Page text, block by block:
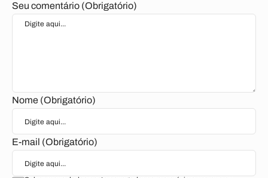
Seu comentário (Obrigatório)
Nome (Obrigatório)
E-mail (Obrigatório)